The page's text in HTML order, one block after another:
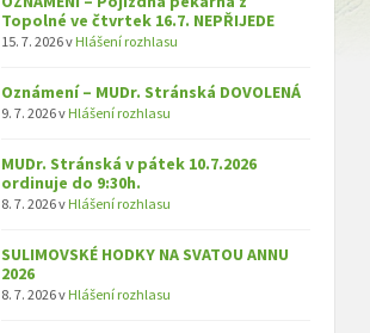
Topolné ve čtvrtek 16.7. NEPŘIJEDE
15. 7. 2026v Hlášení rozhlasu
Oznámení – MUDr. Stránská DOVOLENÁ
9. 7. 2026v Hlášení rozhlasu
MUDr. Stránská v pátek 10.7.2026
ordinuje do 9:30h.
8. 7. 2026v Hlášení rozhlasu
SULIMOVSKÉ HODKY NA SVATOU ANNU
2026
8. 7. 2026v Hlášení rozhlasu